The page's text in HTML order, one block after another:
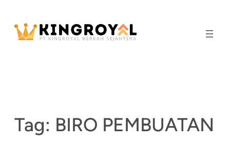
content
Tag: BIRO PEMBUATAN